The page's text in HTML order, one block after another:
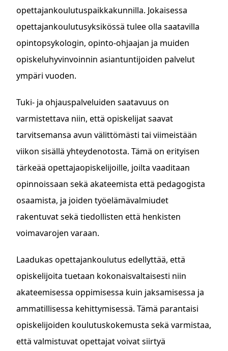
opettajankoulutuspaikkakunnilla. Jokaisessa
opettajankoulutusyksikössä tulee olla saatavilla
opintopsykologin, opinto-ohjaajan ja muiden
opiskeluhyvinvoinnin asiantuntijoiden palvelut
ympäri vuoden.
Tuki- ja ohjauspalveluiden saatavuus on
varmistettava niin, että opiskelijat saavat
tarvitsemansa avun välittömästi tai viimeistään
viikon sisällä yhteydenotosta. Tämä on erityisen
tärkeää opettajaopiskelijoille, joilta vaaditaan
opinnoissaan sekä akateemista että pedagogista
osaamista, ja joiden työelämävalmiudet
rakentuvat sekä tiedollisten että henkisten
voimavarojen varaan.
Laadukas opettajankoulutus edellyttää, että
opiskelijoita tuetaan kokonaisvaltaisesti niin
akateemisessa oppimisessa kuin jaksamisessa ja
ammatillisessa kehittymisessä. Tämä parantaisi
opiskelijoiden koulutuskokemusta sekä varmistaa,
että valmistuvat opettajat voivat siirtyä